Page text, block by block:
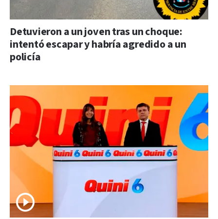
Detuvieron a un joven tras un choque:
intentó escapar y habría agredido a un
policía